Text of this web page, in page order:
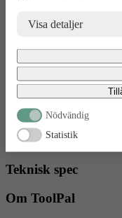
risker för dina
brottsbekämpande
gällande eventuella
fått tillgång till. Genom att
bekräftar du att du samtycker
Visa detaljer
Nödvändig
Statistik
OMT8
Relaterade
Produkter
Mer Information
Personalbod med plats
Personalbod med plats
Teknisk spec
Om ToolPal